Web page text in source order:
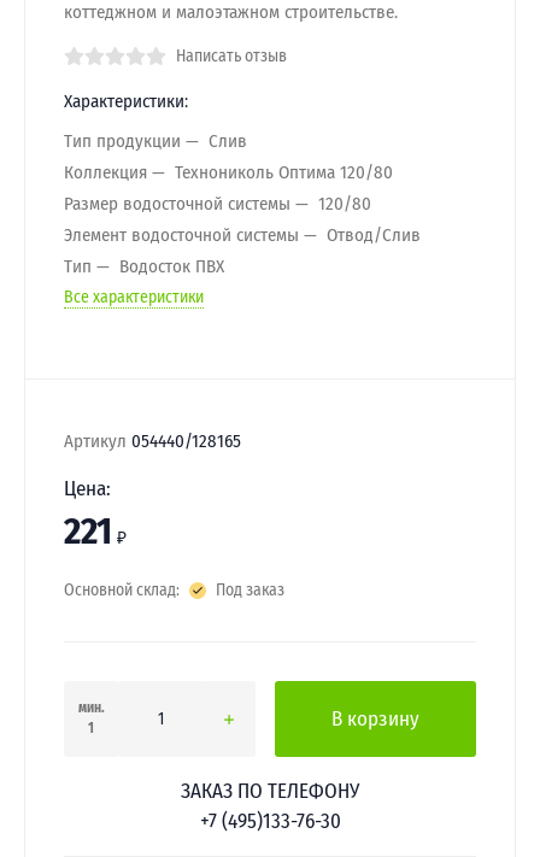
коттеджном и малоэтажном строительстве.
Написать отзыв
Характеристики:
Тип продукции
Слив
Коллекция
Технониколь Оптима 120/80
Размер водосточной системы
120/80
Элемент водосточной системы
Отвод/Слив
Тип
Водосток ПВХ
Все характеристики
Артикул 054440/128165
Цена:
221 ₽
Основной склад: Под заказ
мин.
1
В корзину
ЗАКАЗ ПО ТЕЛЕФОНУ
+7 (495)133-76-30